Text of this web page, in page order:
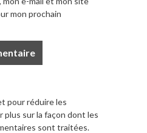
mon prochain
pour réduire les
plus sur la façon dont les
sont traitées.